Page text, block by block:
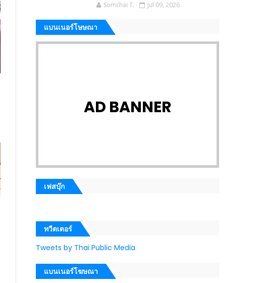
Somchai T. Jul 09, 2026
แบนเนอร์โษษณา
AD BANNER
เฟสบุ๊ก
ทวีตเตอร์
Tweets by Thai Public Media
แบนเนอร์โฆษณา